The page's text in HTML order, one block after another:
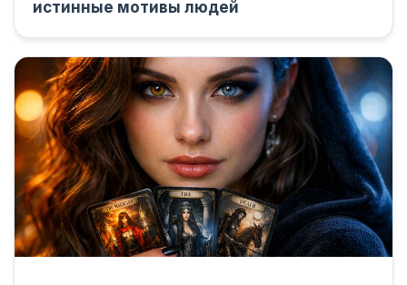
истинные мотивы людей